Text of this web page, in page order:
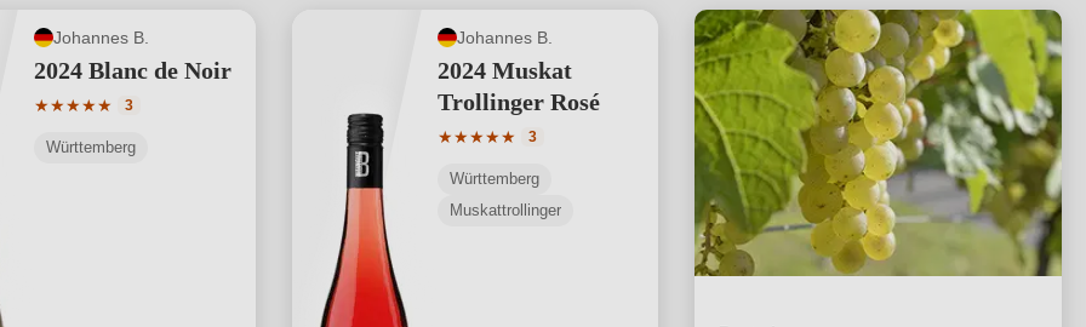
Johannes B.
2024 Blanc de Noir
★★★★★
Durchschnittliche Bewertung von 5 von 5 Sternen
3
Württemberg
Johannes B.
2024 Muskat
Trollinger Rosé
★★★★★
Durchschnittliche Bewertung von 5 von 5 Sternen
3
Württemberg
Muskattrollinger